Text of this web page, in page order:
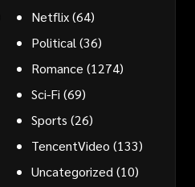
Netflix(64)
Political (36)
Romance (1274)
Sci-Fi (69)
Sports (26)
TencentVideo (133)
Uncategorized (10)